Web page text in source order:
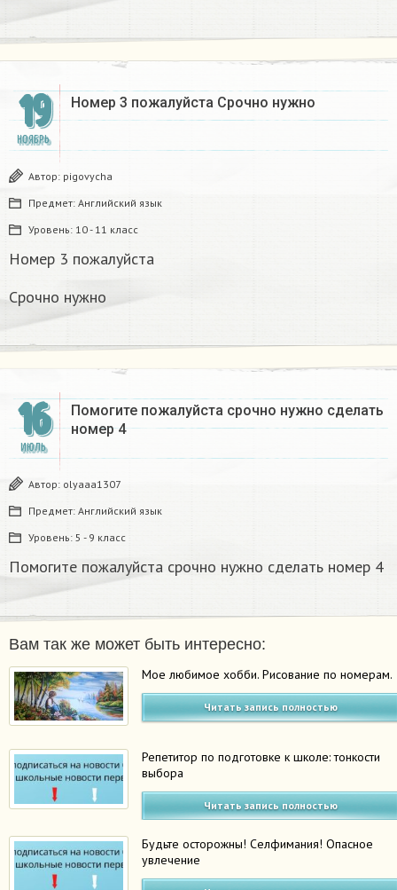
19
НОЯБРЬ
Номер 3 пожалуйста Срочно нужно
Автор: pigovycha
Предмет: Английский язык
Уровень: 10 - 11 класс
Номер 3 пожалуйста
Срочно нужно
16
ИЮЛЬ
Помогите пожалуйста срочно нужно сделать
номер 4
Автор: olyaaa1307
Предмет: Английский язык
Уровень: 5 - 9 класс
Помогите пожалуйста срочно нужно сделать номер 4
Вам так же может быть интересно:
Мое любимое хобби. Рисование по номерам.
Читать запись полностью
Репетитор по подготовке к школе: тонкости
выбора
Читать запись полностью
Будьте осторожны! Селфимания! Опасное
увлечение